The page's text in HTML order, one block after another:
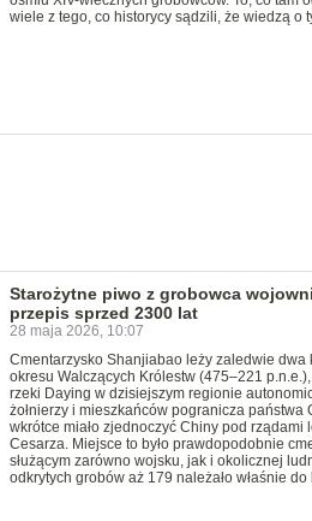
wiele z tego, co historycy sądzili, że wiedzą o
Starożytne piwo z grobowca
przepis sprzed 2300 lat
28 maja 2026, 10:07
Cmentarzysko Shanjiabao leży zaledwie dwa
okresu Walczących Królestw (475–221
rzeki Daying w dzisiejszym regionie
żołnierzy i mieszkańców pogranicza państwa
wkrótce miało zjednoczyć Chiny pod
Cesarza. Miejsce to było prawdopodobnie
służącym zarówno wojsku, jak i okolicznej
odkrytych grobów aż 179 należało właśnie do